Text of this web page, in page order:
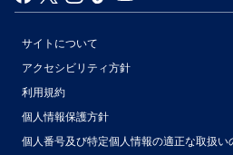
サイトについて
アクセシビリティ方針
利用規約
個人情報保護方針
個人番号及び特定個人情報の適正な取扱